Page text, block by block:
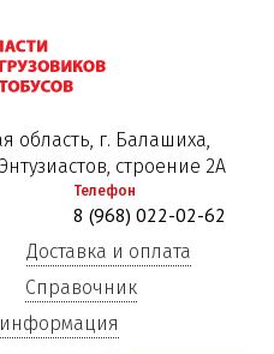
к
основному
область, г. Балашиха,
строение 2А
Телефон
8 (968) 022-02-62
Доставка и оплата
Справочник
информация